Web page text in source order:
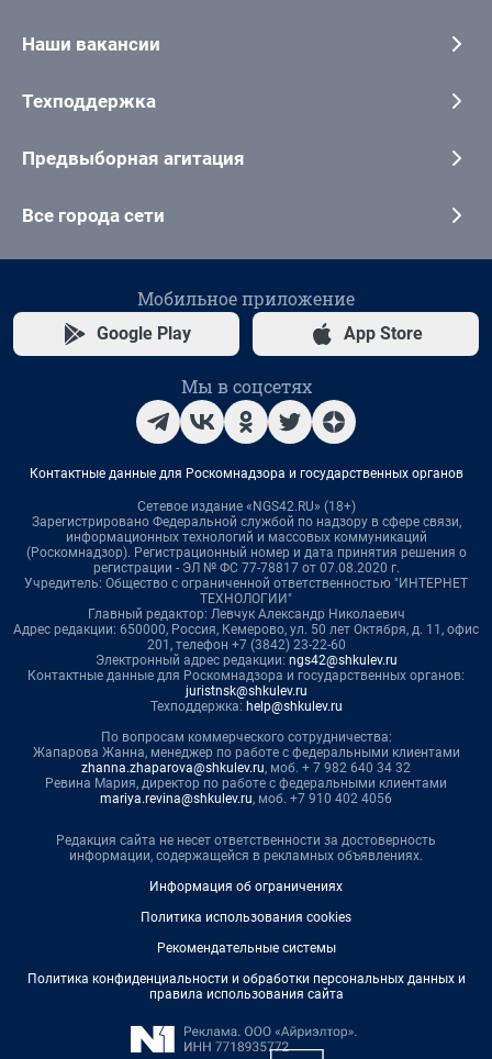
Наши вакансии
Техподдержка
Предвыборная агитация
Все города сети
Мобильное приложение
Google Play App Store
Мы в соцсетях
Контактные данные для Роскомнадзора и государственных органов
Сетевое издание «NGS42.RU» (18+)
Зарегистрировано Федеральной службой по надзору в сфере связи,
информационных технологий и массовых коммуникаций
(Роскомнадзор). Регистрационный номер и дата принятия решения о
регистрации - ЭЛ № ФС 77-78817 от 07.08.2020 г.
Учредитель: Общество с ограниченной ответственностью "ИНТЕРНЕТ
ТЕХНОЛОГИИ"
Главный редактор: Левчук Александр Николаевич
Адрес редакции: 650000, Россия, Кемерово, ул. 50 лет Октября, д. 11, офис
201, телефон +7 (3842) 23-22-60
Электронный адрес редакции: ngs42@shkulev.ru
Контактные данные для Роскомнадзора и государственных органов:
juristnsk@shkulev.ru
Техподдержка: help@shkulev.ru
По вопросам коммерческого сотрудничества:
Жапарова Жанна, менеджер по работе с федеральными клиентами
zhanna.zhaparova@shkulev.ru, моб. + 7 982 640 34 32
Ревина Мария, директор по работе с федеральными клиентами
mariya.revina@shkulev.ru, моб. +7 910 402 4056
Редакция сайта не несет ответственности за достоверность
информации, содержащейся в рекламных объявлениях.
Информация об ограничениях
Политика использования cookies
Рекомендательные системы
Политика конфиденциальности и обработки персональных данных и
правила использования сайта